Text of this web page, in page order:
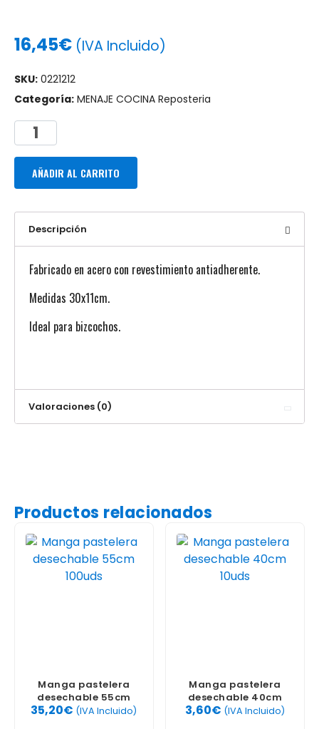
16,45€ (IVA Incluido)
SKU: 0221212
Categoría: MENAJE COCINA Reposteria
AÑADIR AL CARRITO
Descripción
Fabricado en acero con revestimiento antiadherente.
Medidas 30x11cm.
Ideal para bizcochos.
Valoraciones (0)
Productos relacionados
Manga pastelera
desechable 55cm
100uds
35,20€ (IVA Incluido)
Manga pastelera
desechable 40cm
10uds
3,60€ (IVA Incluido)